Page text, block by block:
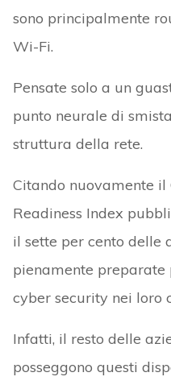
sono principalmente
Wi-Fi.
Pensate solo a un
punto neurale di
struttura della rete.
Citando nuovamente il
Readiness Index
il sette per cento delle
pienamente
cyber security nei loro
Infatti, il resto delle
posseggono questi